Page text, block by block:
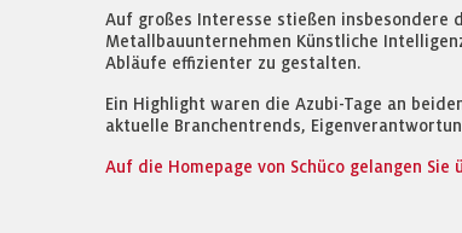
Auf großes Interesse stießen insbesondere
Metallbauunternehmen Künstliche
Abläufe effizienter zu gestalten.
Ein Highlight waren die Azubi-Tage an
aktuelle Branchentrends,
Auf die Homepage von Schüco gelangen Sie